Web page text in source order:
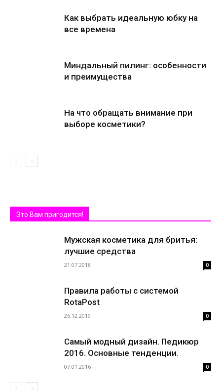
Как выбрать идеальную юбку на
все времена
Миндальный пилинг: особенности
и преимущества
На что обращать внимание при
выборе косметики?
Это Вам пригодится!
Мужская косметика для бритья:
лучшие средства
21.07.2018 0
Правила работы с системой
RotaPost
26.12.2019 0
Самый модный дизайн. Педикюр
2016. Основные тенденции.
07.01.2016 0